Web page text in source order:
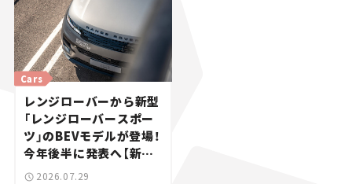
Cars
レンジローバーから新型
「レンジローバースポー
ツ」のBEVモデルが登場！
今年後半に発表へ【新車
ニュース】
2026.07.29